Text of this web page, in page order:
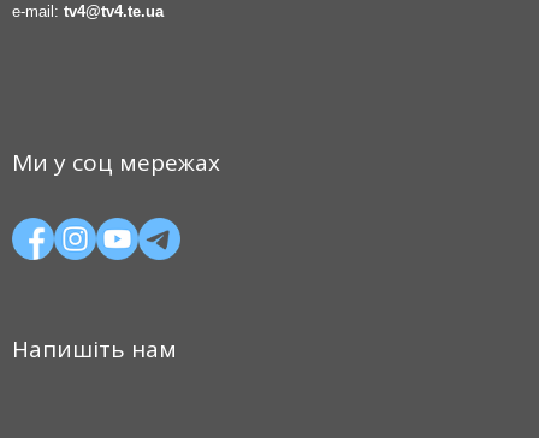
e-mail: tv4@tv4.te.ua
Ми у соц мережах
Напишіть нам